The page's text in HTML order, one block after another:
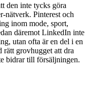
den inte tycks göra
nätverk. Pinterest och
inom mode, sport,
däremot LinkedIn inte
utan ofta är en del i en
rätt grovhugget att dra
bidrar till försäljningen.